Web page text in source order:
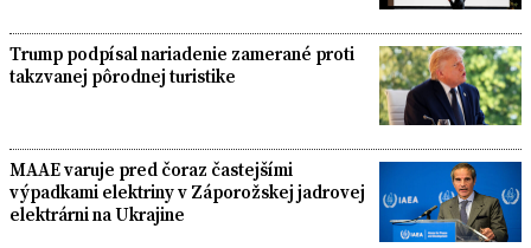
Trump podpísal nariadenie zamerané proti
takzvanej pôrodnej turistike
MAAE varuje pred čoraz častejšími
výpadkami elektriny v Záporožskej jadrovej
elektrárni na Ukrajine